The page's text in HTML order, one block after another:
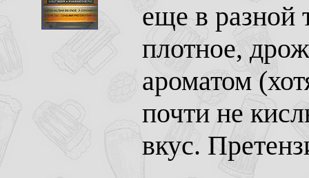
еще в разной
плотное,
ароматом
почти не
вкус.